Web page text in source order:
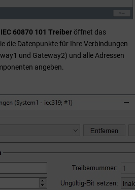
IEC 60870 101 Treiberöffnet das
die Datenpunkte für Ihre Verbindungen
und Gateway2) und alle Adressen
angeben.